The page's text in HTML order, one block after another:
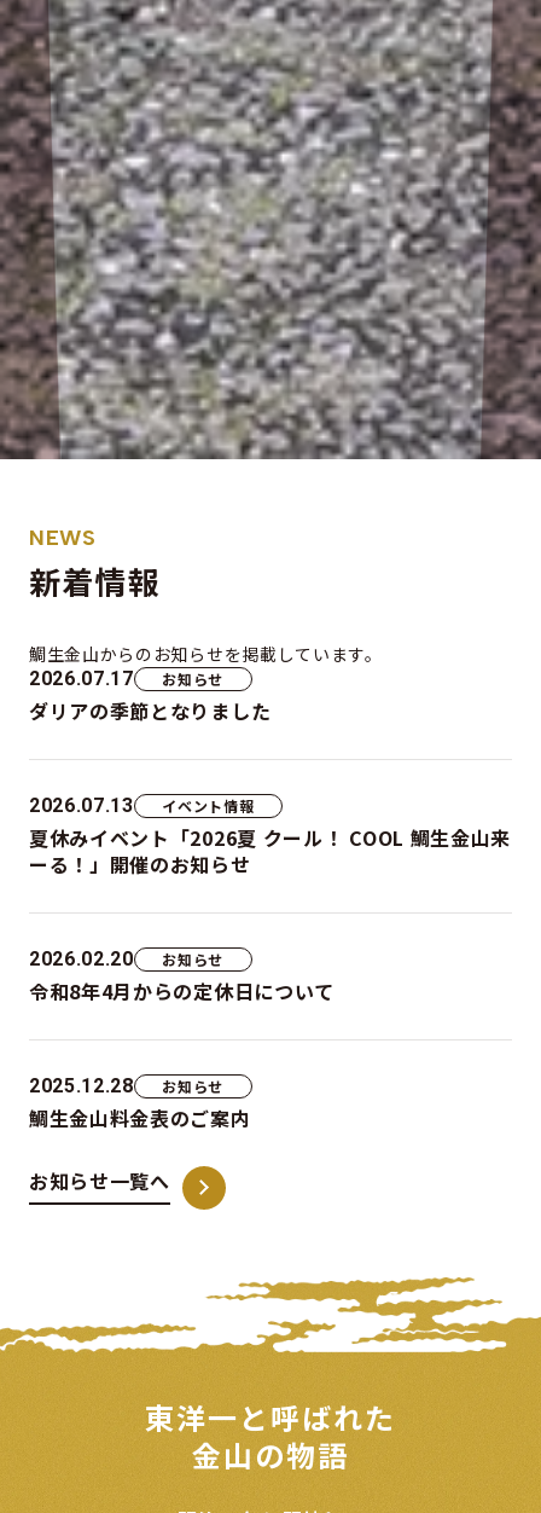
NEWS
新着情報
鯛生金山からの お知らせを掲載しています。
2026.07.17 お知らせ
ダリアの季節となりました
2026.07.13 イベント情報
夏休みイベント「2026夏 クール！ COOL 鯛生金山来
ーる！」開催のお知らせ
2026.02.20 お知らせ
令和8年4月からの定休日について
2025.12.28 お知らせ
鯛生金山料金表のご案内
お知らせ一覧へ
東洋一と呼ばれた
金山の物語